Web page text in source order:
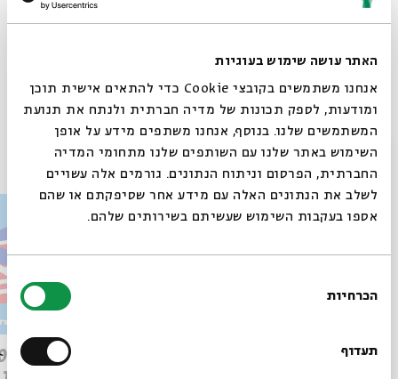
האתר עושה שימוש בעוגיות
אנחנו משתמשים בקובצי Cookie כדי להתאים אישית תוכן
ומודעות, לספק תכונות של מדיה חברתית ולנתח את תנועת
המשתמשים שלנו. בנוסף, אנחנו משתפים מידע על אופן
השימוש באתר שלנו עם השותפים שלנו מתחומי המדיה
החברתית, הפרסום וניתוח הנתונים. גורמים אלה עשויים
לשלב את הנתונים האלה עם מידע אחר שסיפקתם או שהם
אספו בעקבות השימוש שעשיתם בשירותים שלהם.
הסכמה
הכרחיות
תעדוף
לקבלת עדכונים על פרק חדש ב- Whatsapp
Email
פרקים נוספים בסדרה סגור